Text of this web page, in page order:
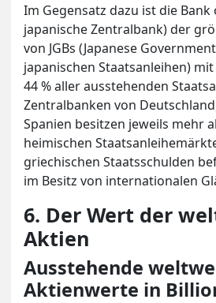
Im Gegensatz dazu ist die Bank
japanische Zentralbank) der
von JGBs (Japanese
japanischen Staatsanleihen)
44 % aller ausstehenden
Zentralbanken von
Spanien besitzen jeweils mehr
heimischen
griechischen Staatsschulden
im Besitz von internationalen
6. Der Wert der
Aktien
Ausstehende
Aktienwerte in